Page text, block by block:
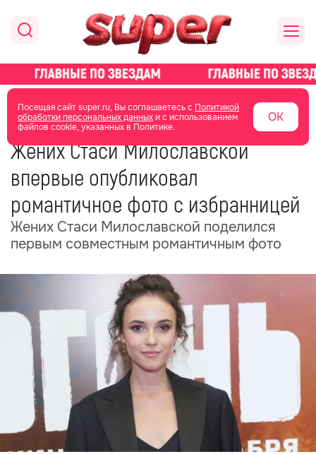
Посещая сайт super.ru, Вы соглашаетесь с Политикой
обработки персональных данныхи с использованием
файлов cookie, указанных в Политике.
ОК
главная новости о звездах новости
13 июня 2025 17:46
Жених Стаси Милославской
впервые опубликовал
романтичное фото с избранницей
Жених Стаси Милославской поделился
первым совместным романтичным фото